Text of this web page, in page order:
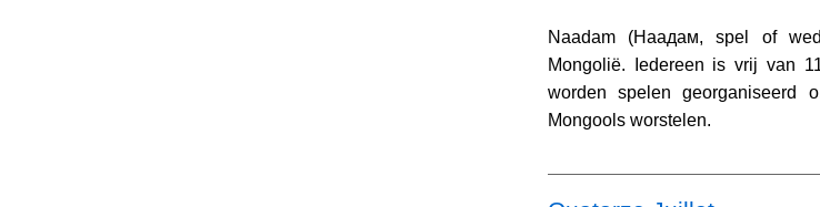
Naadam (Наадам, spel of
Mongolië. Iedereen is vrij van
worden spelen georganiseerd
Mongools worstelen.